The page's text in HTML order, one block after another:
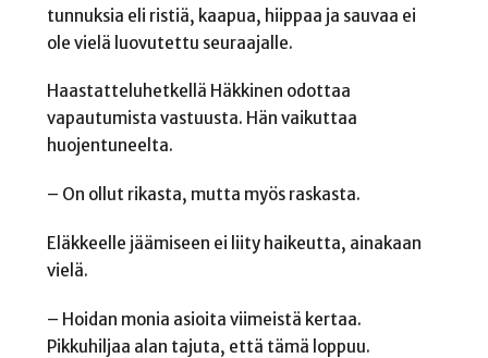
tunnuksia eli ristiä, kaapua, hiippaa ja sauvaa ei
ole vielä luovutettu seuraajalle.
Haastatteluhetkellä Häkkinen odottaa
vapautumista vastuusta. Hän vaikuttaa
huojentuneelta.
– On ollut rikasta, mutta myös raskasta.
Eläkkeelle jäämiseen ei liity haikeutta, ainakaan
vielä.
– Hoidan monia asioita viimeistä kertaa.
Pikkuhiljaa alan tajuta, että tämä loppuu.